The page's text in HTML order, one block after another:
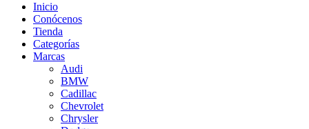
Inicio
Conócenos
Tienda
Categorías
Marcas
Audi
BMW
Cadillac
Chevrolet
Chrysler